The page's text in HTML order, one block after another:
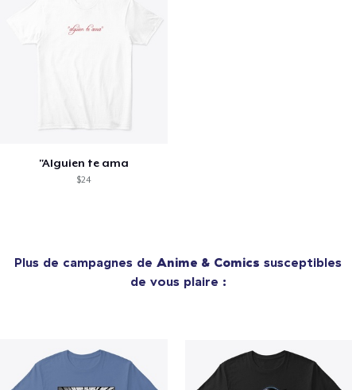
"Alguien te ama
$24
Plus de campagnes de Anime & Comics susceptibles
de vous plaire :